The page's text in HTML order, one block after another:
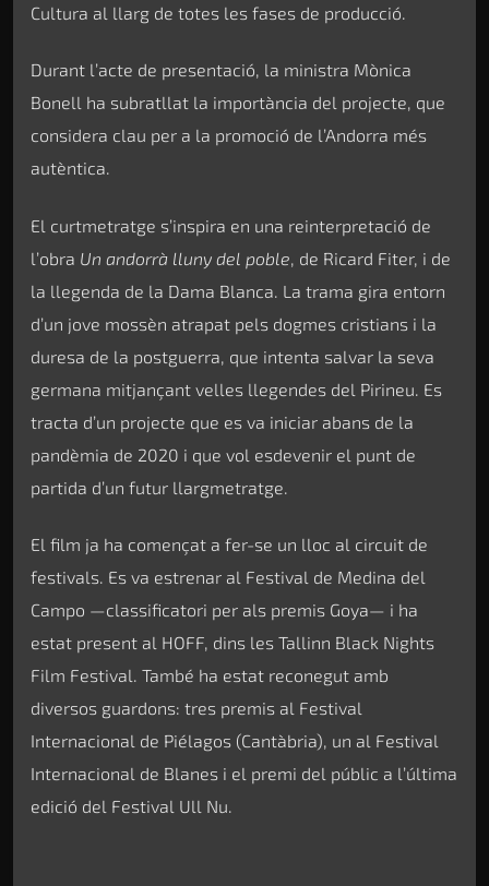
Cultura al llarg de totes les fases de producció.
Durant l’acte de presentació, la ministra Mònica
Bonell ha subratllat la importància del projecte, que
considera clau per a la promoció de l’Andorra més
autèntica.
El curtmetratge s’inspira en una reinterpretació de
l’obra Un andorrà lluny del poble , de Ricard Fiter, i de
la llegenda de la Dama Blanca. La trama gira entorn
d’un jove mossèn atrapat pels dogmes cristians i la
duresa de la postguerra, que intenta salvar la seva
germana mitjançant velles llegendes del Pirineu. Es
tracta d’un projecte que es va iniciar abans de la
pandèmia de 2020 i que vol esdevenir el punt de
partida d’un futur llargmetratge.
El film ja ha començat a fer-se un lloc al circuit de
festivals. Es va estrenar al Festival de Medina del
Campo —classificatori per als premis Goya— i ha
estat present al HOFF, dins les Tallinn Black Nights
Film Festival. També ha estat reconegut amb
diversos guardons: tres premis al Festival
Internacional de Piélagos (Cantàbria), un al Festival
Internacional de Blanes i el premi del públic a l’última
edició del Festival Ull Nu.